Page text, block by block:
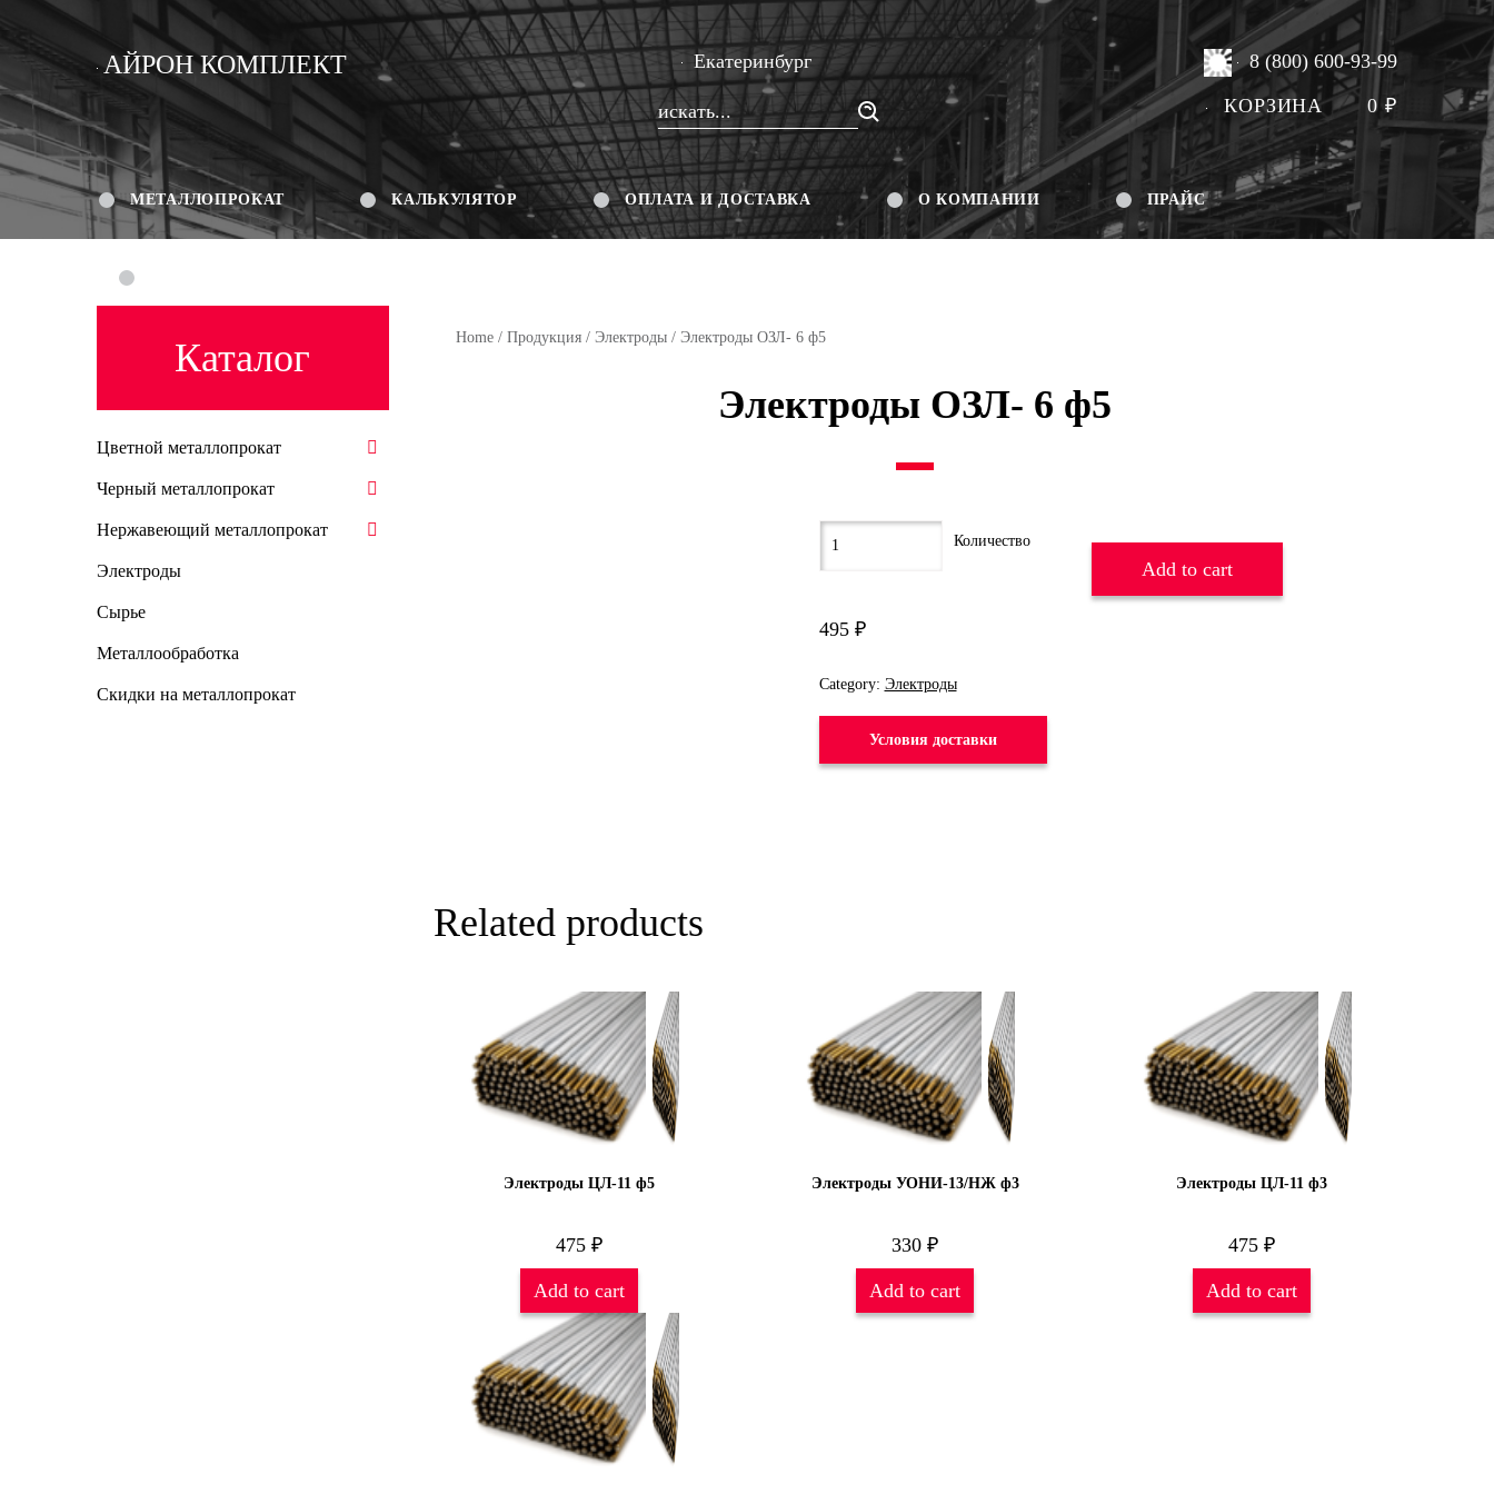
АЙРОН КОМПЛЕКТ Екатеринбург 8 (800) 600-93-99
КОРЗИНА 0₽
МЕТАЛЛОПРОКАТ КАЛЬКУЛЯТОР ОПЛАТА И ДОСТАВКА О КОМПАНИИ ПРАЙС
Home/ Продукция/ Электроды/ Электроды ОЗЛ- 6 ф5
Электроды ОЗЛ- 6 ф5
495 ₽
Add to cart
Category: Электроды
Условия доставки
Related products
Электроды ЦЛ-11 ф5
475 ₽
Add to cart
Электроды УОНИ-13/НЖ ф3
330₽
Add to cart
Электроды ЦЛ-11 ф3
475 ₽
Add to cart
Каталог
Цветной металлопрокат
Черный металлопрокат
Нержавеющий металлопрокат
Электроды
Сырье
Металлообработка
Скидки на металлопрокат